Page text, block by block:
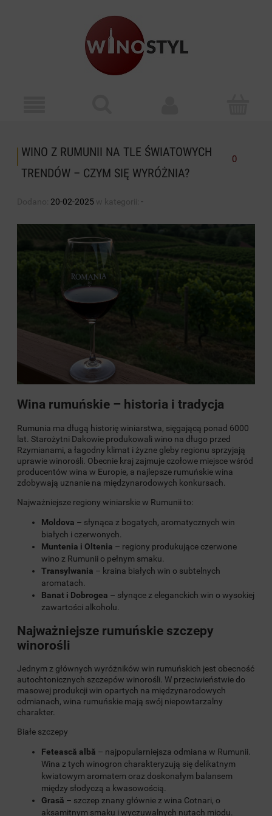
WINO Z RUMUNII NA TLE ŚWIATOWYCH
TRENDÓW – CZYM SIĘ WYRÓŻNIA?
0
Dodano: 20-02-2025 w kategorii: -
Wina rumuńskie – historia i tradycja
Rumunia ma długą historię winiarstwa, sięgającą ponad 6000
lat. Starożytni Dakowie produkowali wino na długo przed
Rzymianami, a łagodny klimat i żyzne gleby regionu sprzyjają
uprawie winorośli. Obecnie kraj zajmuje czołowe miejsce wśród
producentów wina w Europie, a najlepsze rumuńskie wina
zdobywają uznanie na międzynarodowych konkursach.
Najważniejsze regiony winiarskie w Rumunii to:
Moldova – słynąca z bogatych, aromatycznych win
białych i czerwonych.
Muntenia i Oltenia – regiony produkujące czerwone
wino z Rumunii o pełnym smaku.
Transylwania – kraina białych win o subtelnych
aromatach.
Banat i Dobrogea – słynące z eleganckich win o wysokiej
zawartości alkoholu.
Najważniejsze rumuńskie szczepy
winorośli
Jednym z głównych wyróżników win rumuńskich jest obecność
autochtonicznych szczepów winorośli. W przeciwieństwie do
masowej produkcji win opartych na międzynarodowych
odmianach, wina rumuńskie mają swój niepowtarzalny
charakter.
Białe szczepy
Fetească albă – najpopularniejsza odmiana w Rumunii.
Wina z tych winogron charakteryzują się delikatnym
kwiatowym aromatem oraz doskonałym balansem
między słodyczą a kwasowością.
Grasă – szczep znany głównie z wina Cotnari, o
aksamitnym smaku i wyczuwalnych nutach miodu.